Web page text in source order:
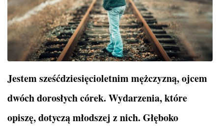
Jestem sześćdziesięcioletnim mężczyzną, ojcem
dwóch dorosłych córek. Wydarzenia, które
opiszę, dotyczą młodszej z nich. Głęboko